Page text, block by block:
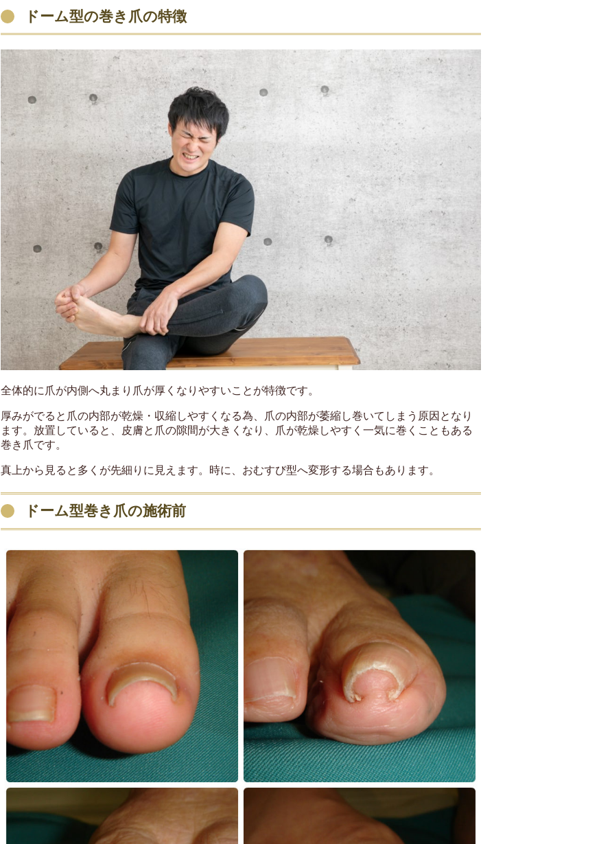
ドーム型の巻き爪の特徴
全体的に爪が内側へ丸まり爪が厚くなりやすいことが特徴です。
厚みがでると爪の内部が乾燥・収縮しやすくなる為、爪の内部が萎縮し巻いてしまう原因となり
ます。放置していると、皮膚と爪の隙間が大きくなり、爪が乾燥しやすく一気に巻くこともある
巻き爪です。
真上から見ると多くが先細りに見えます。時に、おむすび型へ変形する場合もあります。
ドーム型巻き爪の施術前
ご希望のお問い合わせ方法を
お選びください
096-284-1188